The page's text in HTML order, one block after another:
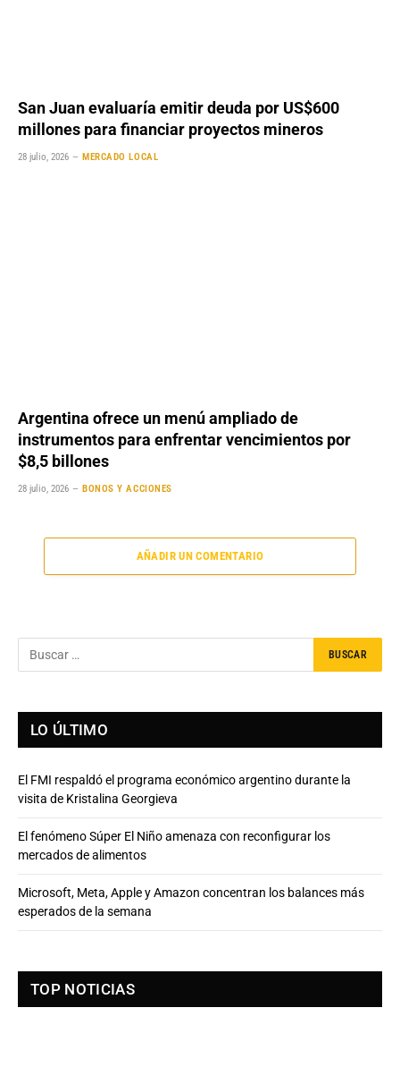
San Juan evaluaría emitir deuda por US$600
millones para financiar proyectos mineros
28 julio, 2026 MERCADO LOCAL
Argentina ofrece un menú ampliado de
instrumentos para enfrentar vencimientos por
$8,5 billones
28 julio, 2026 BONOS Y ACCIONES
AÑADIR UN COMENTARIO
LO ÚLTIMO
El FMI respaldó el programa económico argentino durante la
visita de Kristalina Georgieva
El fenómeno Súper El Niño amenaza con reconfigurar los
mercados de alimentos
Microsoft, Meta, Apple y Amazon concentran los balances más
esperados de la semana
TOP NOTICIAS